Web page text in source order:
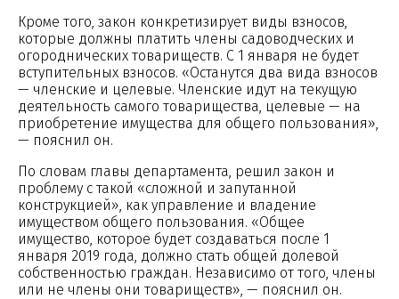
Кроме того, закон конкретизирует виды взносов,
которые должны платить члены садоводческих и
огороднических товариществ. С 1 января не будет
вступительных взносов. «Останутся два вида взносов
— членские и целевые. Членские идут на текущую
деятельность самого товарищества, целевые — на
приобретение имущества для общего пользования»,
— пояснил он.
По словам главы департамента, решил закон и
проблему с такой «сложной и запутанной
конструкцией», как управление и владение
имуществом общего пользования. «Общее
имущество, которое будет создаваться после 1
января 2019 года, должно стать общей долевой
собственностью граждан. Независимо от того, члены
или не члены они товариществ», — пояснил он.